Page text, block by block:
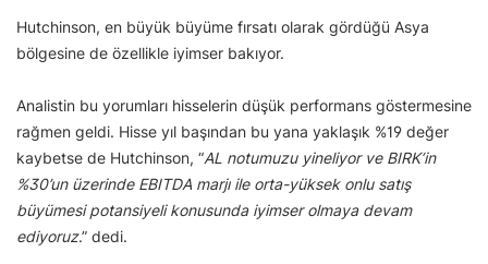
Hutchinson, en büyük büyüme fırsatı olarak gördüğü Asya
bölgesine de özellikle iyimser bakıyor.
Analistin bu yorumları hisselerin düşük performans göstermesine
rağmen geldi. Hisse yıl başından bu yana yaklaşık %19 değer
kaybetse de Hutchinson, “AL notumuzu yineliyor ve BIRK’in
%30’un üzerinde EBITDA marjı ile orta-yüksek onlu satış
büyümesi potansiyeli konusunda iyimser olmaya devam
ediyoruz.” dedi.